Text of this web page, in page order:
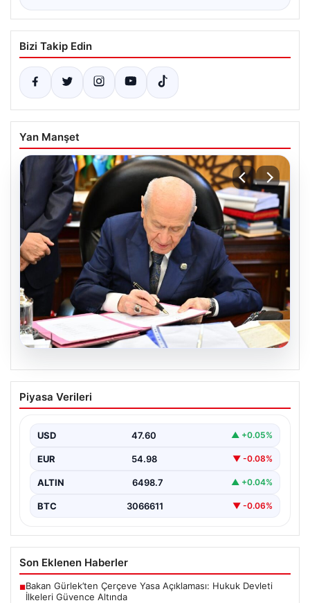
Bizi Takip Edin
Yan Manşet
Bahçeli’den çerçeve yasa açıklaması:
Bin yıllık kardeşliğimiz tescillendi
Piyasa Verileri
USD 47.60 ▲ +0.05%
EUR 54.98 ▼ -0.08%
ALTIN 6498.7 ▲ +0.04%
BTC 3066611 ▼ -0.06%
Son Eklenen Haberler
■Bakan Gürlek’ten Çerçeve Yasa Açıklaması: Hukuk Devleti
İlkeleri Güvence Altında